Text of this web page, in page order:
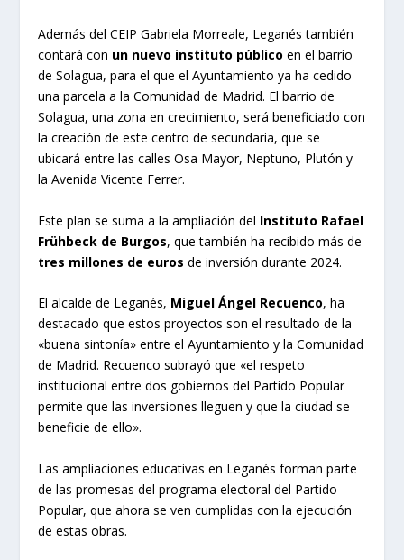
Además del CEIP Gabriela Morreale, Leganés también
contará con un nuevo instituto público en el barrio
de Solagua, para el que el Ayuntamiento ya ha cedido
una parcela a la Comunidad de Madrid. El barrio de
Solagua, una zona en crecimiento, será beneficiado con
la creación de este centro de secundaria, que se
ubicará entre las calles Osa Mayor, Neptuno, Plutón y
la Avenida Vicente Ferrer.
Este plan se suma a la ampliación del Instituto Rafael
Frühbeck de Burgos, que también ha recibido más de
tres millones de euros de inversión durante 2024.
El alcalde de Leganés, Miguel Ángel Recuenco, ha
destacado que estos proyectos son el resultado de la
«buena sintonía» entre el Ayuntamiento y la Comunidad
de Madrid. Recuenco subrayó que «el respeto
institucional entre dos gobiernos del Partido Popular
permite que las inversiones lleguen y que la ciudad se
beneficie de ello».
Las ampliaciones educativas en Leganés forman parte
de las promesas del programa electoral del Partido
Popular, que ahora se ven cumplidas con la ejecución
de estas obras.